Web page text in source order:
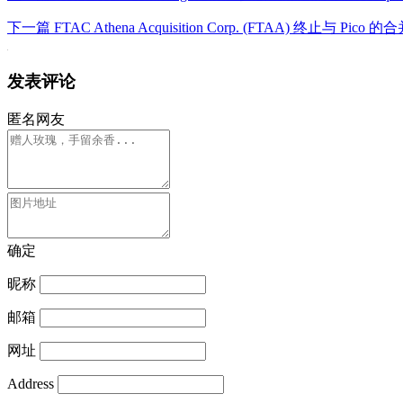
下一篇 FTAC Athena Acquisition Corp. (FTAA) 终止与 Pico 的合
发表评论
匿名网友
确定
昵称
邮箱
网址
Address